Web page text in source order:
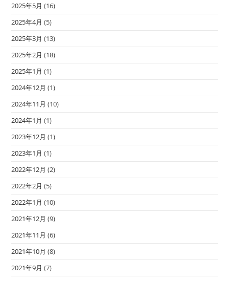
2025年5月 (16)
2025年4月 (5)
2025年3月 (13)
2025年2月 (18)
2025年1月 (1)
2024年12月 (1)
2024年11月 (10)
2024年1月 (1)
2023年12月 (1)
2023年1月 (1)
2022年12月 (2)
2022年2月 (5)
2022年1月 (10)
2021年12月 (9)
2021年11月 (6)
2021年10月 (8)
2021年9月 (7)